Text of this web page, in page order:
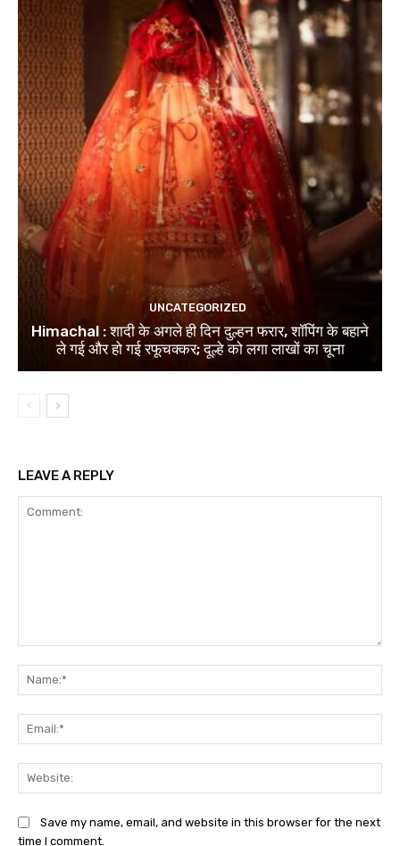
UNCATEGORIZED
Himachal : शादी के अगले ही दिन दुल्हन फरार, शॉपिंग के बहाने
ले गई और हो गई रफूचक्कर; दूल्हे को लगा लाखों का चूना
LEAVE A REPLY
Save my name, email, and website in this browser for the next
time I comment.